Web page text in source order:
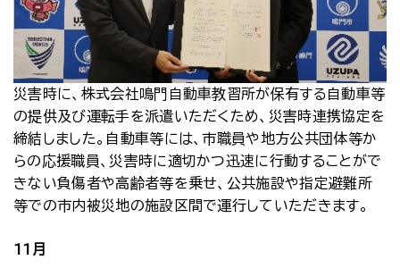
災害時に、株式会社鳴門自動車教習所が保有する自動車等
の提供及び運転手を派遣いただくため、災害時連携協定を
締結しました。自動車等には、市職員や地方公共団体等か
らの応援職員、災害時に適切かつ迅速に行動することがで
きない負傷者や高齢者等を乗せ、公共施設や指定避難所
等での市内被災地の施設区間で運行していただきます。
11月